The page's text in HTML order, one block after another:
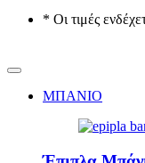
* Οι τιμές
ΜΠΑΝΙΟ